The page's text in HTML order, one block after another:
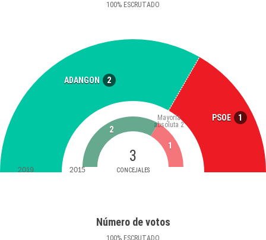
100% ESCRUTADO
ADANGON 2
PSOE 1
3
CONCEJALES
Mayoría
absoluta 2
2
1
2019 2015
Número de votos
100% ESCRUTADO